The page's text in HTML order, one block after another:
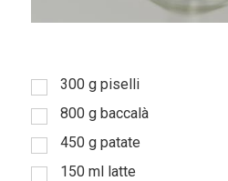
300 g piselli
800 g baccalà
450 g patate
150 ml latte